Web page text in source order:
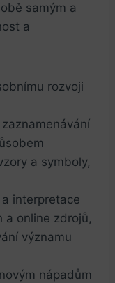
samým a
a
rozvoji
a symboly,
interpretace
a online zdrojů,
významu
nápadům